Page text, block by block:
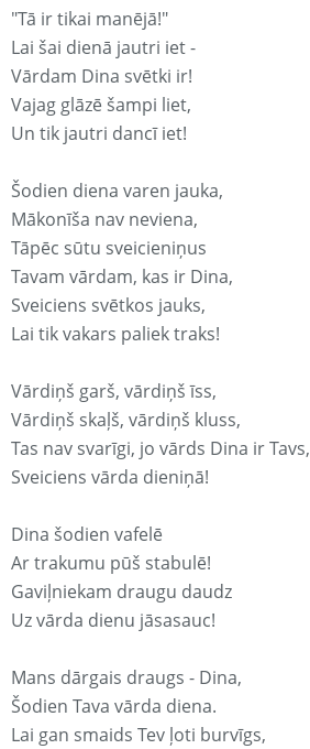
"Tā ir tikai manējā!"
Lai šai dienā jautri iet -
Vārdam Dina svētki ir!
Vajag glāzē šampi liet,
Un tik jautri dancī iet!
Šodien diena varen jauka,
Mākonīša nav neviena,
Tāpēc sūtu sveicieniņus
Tavam vārdam, kas ir Dina,
Sveiciens svētkos jauks,
Lai tik vakars paliek traks!
Vārdiņš garš, vārdiņš īss,
Vārdiņš skaļš, vārdiņš kluss,
Tas nav svarīgi, jo vārds Dina ir Tavs,
Sveiciens vārda dieniņā!
Dina šodien vafelē
Ar trakumu pūš stabulē!
Gaviļniekam draugu daudz
Uz vārda dienu jāsasauc!
Mans dārgais draugs - Dina,
Šodien Tava vārda diena.
Lai gan smaids Tev ļoti burvīgs,